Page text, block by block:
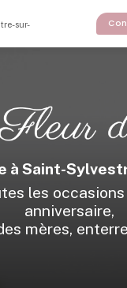
à Saint-
les occasions
anniversaire,
mères,